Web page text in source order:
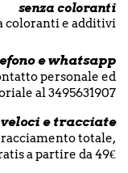
senza coloranti
coloranti e additivi
e whatsapp
personale ed
al 3495631907
e tracciate
totale,
a partire da 49€